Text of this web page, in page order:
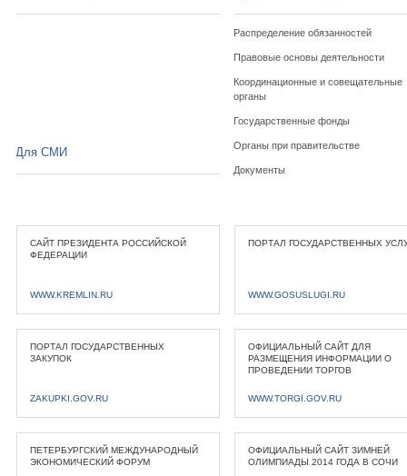
Распределение обязанностей
Правовые основы деятельности
Координационные и совещательные
органы
Государственные фонды
Органы при правительстве
Документы
Для СМИ
САЙТ ПРЕЗИДЕНТА РОССИЙСКОЙ
ФЕДЕРАЦИИ
WWW.KREMLIN.RU
ПОРТАЛ ГОСУДАРСТВЕННЫХ
WWW.GOSUSLUGI.RU
ПОРТАЛ ГОСУДАРСТВЕННЫХ
ЗАКУПОК
ZAKUPKI.GOV.RU
ОФИЦИАЛЬНЫЙ САЙТ ДЛЯ
РАЗМЕЩЕНИЯ ИНФОРМАЦИИ О
ПРОВЕДЕНИИ ТОРГОВ
WWW.TORGI.GOV.RU
ПЕТЕРБУРГСКИЙ МЕЖДУНАРОДНЫЙ
ЭКОНОМИЧЕСКИЙ ФОРУМ
ОФИЦИАЛЬНЫЙ САЙТ ЗИМНЕЙ
ОЛИМПИАДЫ 2014 ГОДА В СОЧИ